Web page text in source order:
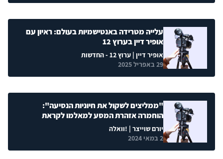
עלייה מטרידה באנטישמיות בעולם: ראיון עם
אופיר דיין בערוץ 12
אופיר דיין | ערוץ 12 - החדשות
29 באפריל 2025
"ממליצים לשקול את חיוניות הנסיעה":
הוחמרה אזהרת המסע למאלמו לקראת
האירוויזיון
יורם שוייצר | !וואלה
2 במאי 2024